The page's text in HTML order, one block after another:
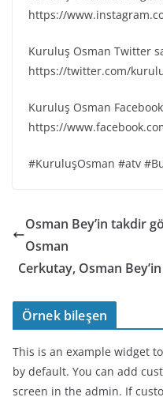
https://
Kuruluş Osman Twitter
https://twitter.com/
Kuruluş Osman Facebook
https://
#KuruluşOsman #atv
Osman Bey’in takdir
Osman
Cerkutay, Osman
Örnek bileşen
This is an example widget
by default. You can add
screen in the admin. If